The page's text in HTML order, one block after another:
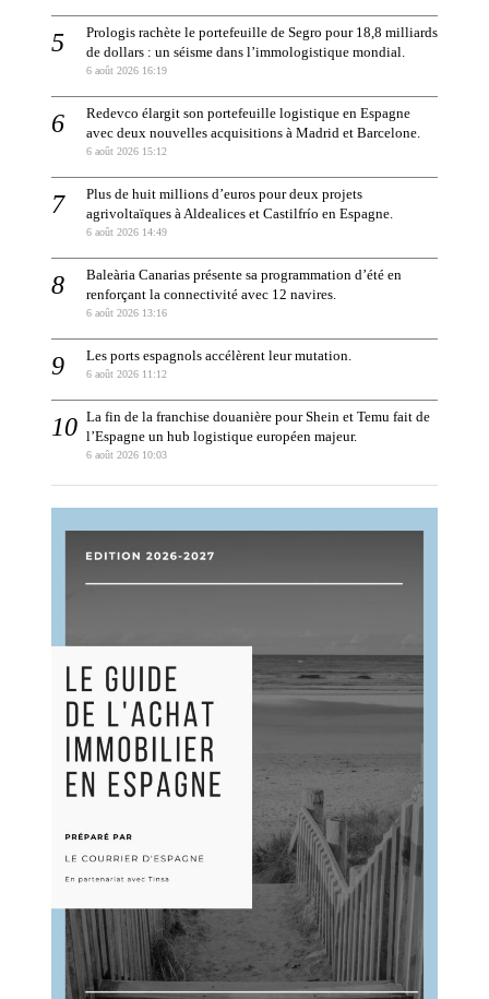
Prologis rachète le portefeuille de Segro pour 18,8 milliards
de dollars : un séisme dans l’immologistique mondial.
6 août 2026 16:19
Redevco élargit son portefeuille logistique en Espagne
avec deux nouvelles acquisitions à Madrid et Barcelone.
6 août 2026 15:12
Plus de huit millions d’euros pour deux projets
agrivoltaïques à Aldealices et Castilfrío en Espagne.
6 août 2026 14:49
Baleària Canarias présente sa programmation d’été en
renforçant la connectivité avec 12 navires.
6 août 2026 13:16
Les ports espagnols accélèrent leur mutation.
6 août 2026 11:12
La fin de la franchise douanière pour Shein et Temu fait de
l’Espagne un hub logistique européen majeur.
6 août 2026 10:03